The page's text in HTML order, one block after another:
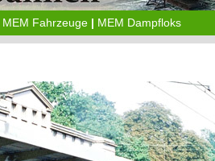
MEM Fahrzeuge | MEM Dampfloks